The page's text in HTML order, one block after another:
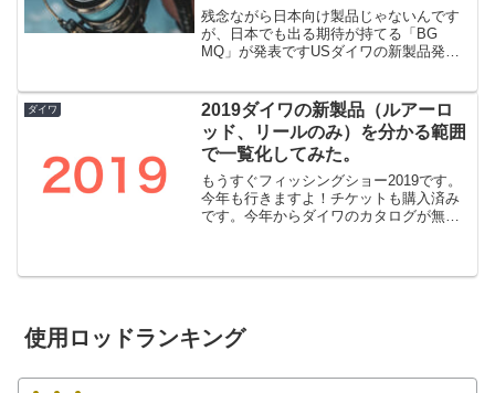
まで幅広ラインナップで期待大
残念ながら日本向け製品じゃないんです
が、日本でも出る期待が持てる「BG
MQ」が発表ですUSダイワの新製品発表
ばマグシールド非搭載ながらタフ仕様、
なのに安いという事...
ダイワ
2019ダイワの新製品（ルアーロ
ッド、リールのみ）を分かる範囲
で一覧化してみた。
もうすぐフィッシングショー2019です。
今年も行きますよ！チケットも購入済み
です。今年からダイワのカタログが無い
使用ロッドランキング